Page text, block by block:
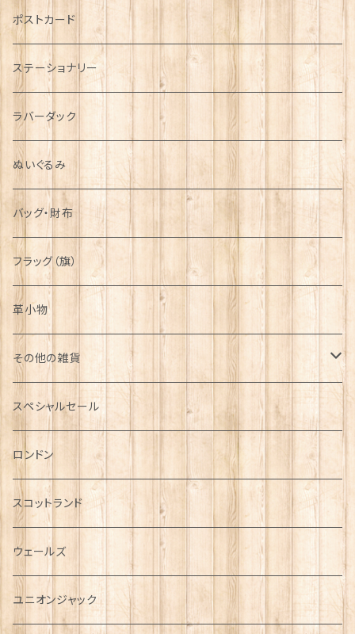
音楽＆楽器
運動＆人物
シンボル
ARMY
ポストカード
ステーショナリー
ラバーダック
ぬいぐるみ
バッグ・財布
フラッグ（旗）
革小物
その他の雑貨
ミニカー
チャーム
犬グッズ
傘
指貫(シンブル)
スペシャルセール
ロンドン
スコットランド
ウェールズ
ユニオンジャック